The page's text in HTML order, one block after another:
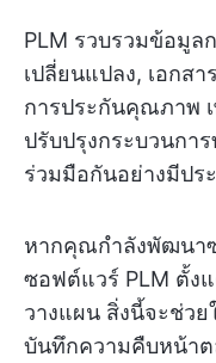
PLM รวบรวมข้อมูล
เปลี่ยนแปลง, เอกส
การประกันคุณภาพ
ปรับปรุงกระบวนกา
ร่วมมือกันอย่างมีปร
หากคุณกำลังพัฒนา
ซอฟต์แวร์ PLM ตั้ง
วางแผน สิ่งนี้จะช่ว
บันทึกความคืบหน้า